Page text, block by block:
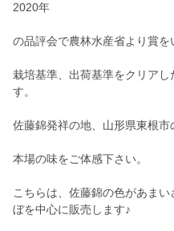
2020年
の品評会で農林水産省より賞を
栽培基準、出荷基準をクリア
す。
佐藤錦発祥の地、山形県東根市
本場の味をご体感下さい。
こちらは、佐藤錦の色があま
ぼを中心に販売します♪